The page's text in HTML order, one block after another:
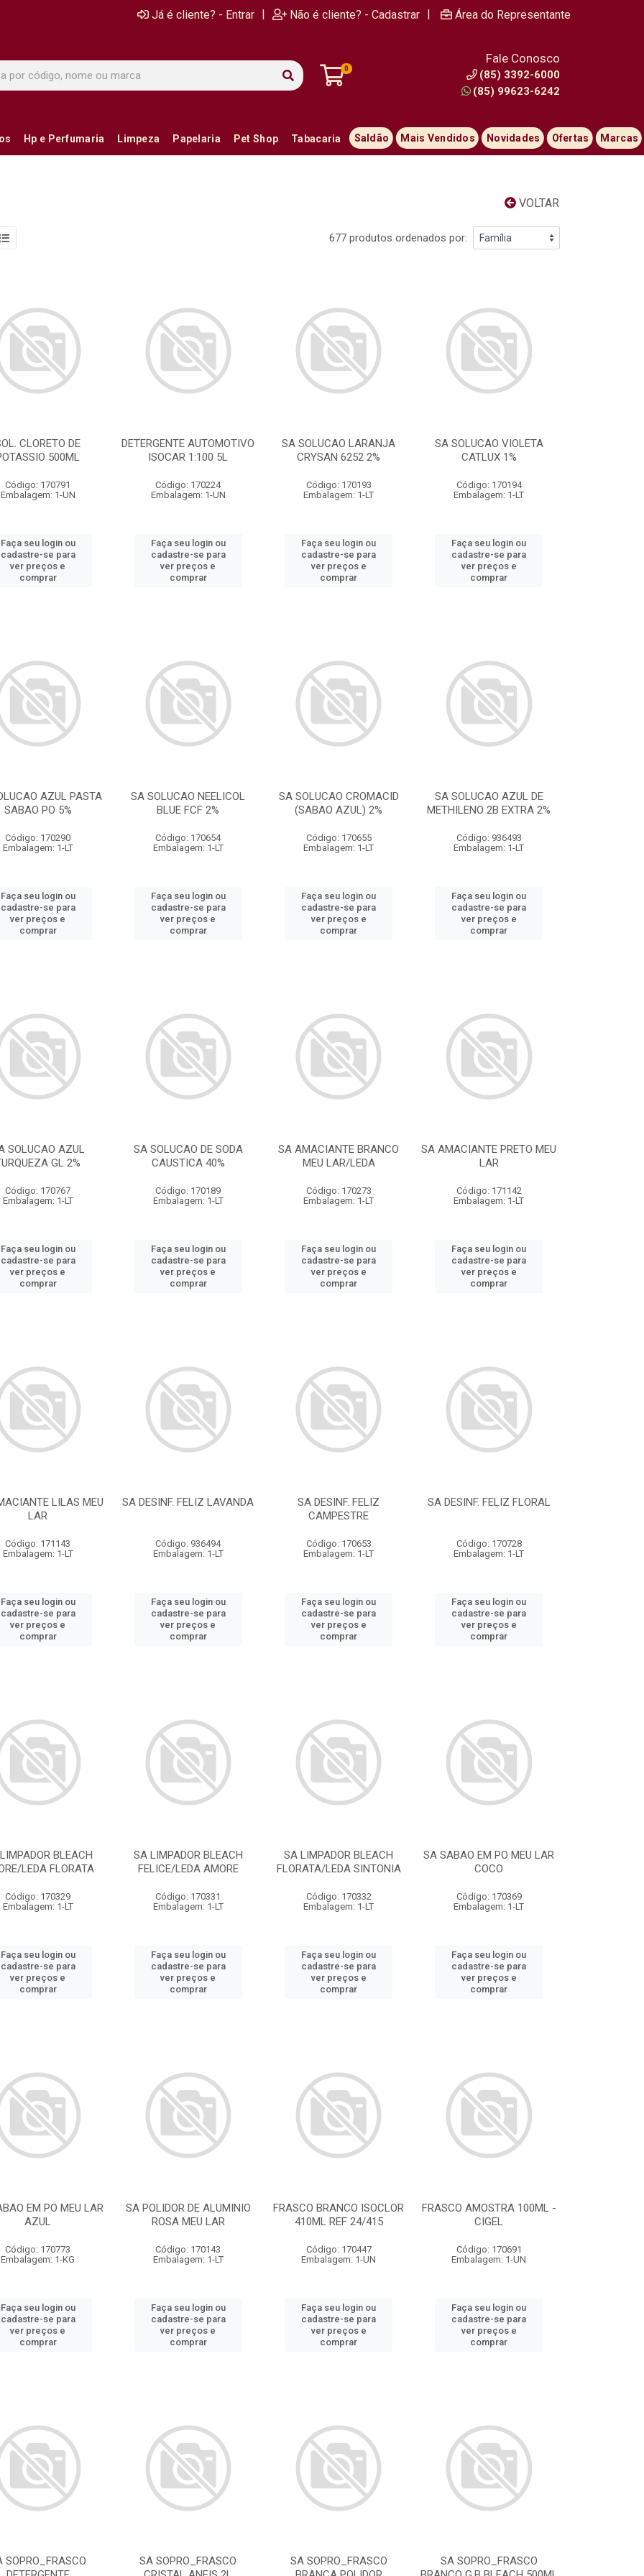
Já é cliente? - Entrar | Não é cliente? - Cadastrar | Área do Representante
0
Fale Conosco
(85) 3392-6000
(85) 99623-6242
Hp e Perfumaria Limpeza Papelaria Pet Shop Tabacaria Saldão Mais Vendidos Novidades Ofertas Marcas
VOLTAR
677 produtos ordenados por:
CLORETO DE
500ML
Código: 170791
Embalagem: 1-UN
Faça seu login ou
cadastre-se para
ver preços e
comprar
DETERGENTE AUTOMOTIVO
ISOCAR 1:100 5L
Código: 170224
Embalagem: 1-UN
Faça seu login ou
cadastre-se para
ver preços e
comprar
SA SOLUCAO LARANJA
CRYSAN 6252 2%
Código: 170193
Embalagem: 1-LT
Faça seu login ou
cadastre-se para
ver preços e
comprar
SA SOLUCAO VIOLETA
CATLUX 1%
Código: 170194
Embalagem: 1-LT
Faça seu login ou
cadastre-se para
ver preços e
comprar
AZUL PASTA
SABAO PO 5%
Código: 170290
Embalagem: 1-LT
Faça seu login ou
cadastre-se para
ver preços e
comprar
SA SOLUCAO NEELICOL
BLUE FCF 2%
Código: 170654
Embalagem: 1-LT
Faça seu login ou
cadastre-se para
ver preços e
comprar
SA SOLUCAO CROMACID
(SABAO AZUL) 2%
Código: 170655
Embalagem: 1-LT
Faça seu login ou
cadastre-se para
ver preços e
comprar
SA SOLUCAO AZUL DE
METHILENO 2B EXTRA 2%
Código: 936493
Embalagem: 1-LT
Faça seu login ou
cadastre-se para
ver preços e
comprar
SOLUCAO AZUL
GL 2%
Código: 170767
Embalagem: 1-LT
Faça seu login ou
cadastre-se para
ver preços e
comprar
SA SOLUCAO DE SODA
CAUSTICA 40%
Código: 170189
Embalagem: 1-LT
Faça seu login ou
cadastre-se para
ver preços e
comprar
SA AMACIANTE BRANCO
MEU LAR/LEDA
Código: 170273
Embalagem: 1-LT
Faça seu login ou
cadastre-se para
ver preços e
comprar
SA AMACIANTE PRETO MEU
LAR
Código: 171142
Embalagem: 1-LT
Faça seu login ou
cadastre-se para
ver preços e
comprar
LILAS MEU
LAR
Código: 171143
Embalagem: 1-LT
Faça seu login ou
cadastre-se para
ver preços e
comprar
SA DESINF. FELIZ LAVANDA
Código: 936494
Embalagem: 1-LT
Faça seu login ou
cadastre-se para
ver preços e
comprar
SA DESINF. FELIZ
CAMPESTRE
Código: 170653
Embalagem: 1-LT
Faça seu login ou
cadastre-se para
ver preços e
comprar
SA DESINF. FELIZ FLORAL
Código: 170728
Embalagem: 1-LT
Faça seu login ou
cadastre-se para
ver preços e
comprar
BLEACH
LEDA FLORATA
Código: 170329
Embalagem: 1-LT
Faça seu login ou
cadastre-se para
ver preços e
comprar
SA LIMPADOR BLEACH
FELICE/LEDA AMORE
Código: 170331
Embalagem: 1-LT
Faça seu login ou
cadastre-se para
ver preços e
comprar
SA LIMPADOR BLEACH
FLORATA/LEDA SINTONIA
Código: 170332
Embalagem: 1-LT
Faça seu login ou
cadastre-se para
ver preços e
comprar
SA SABAO EM PO MEU LAR
COCO
Código: 170369
Embalagem: 1-LT
Faça seu login ou
cadastre-se para
ver preços e
comprar
EM PO MEU LAR
AZUL
Código: 170773
Embalagem: 1-KG
Faça seu login ou
cadastre-se para
ver preços e
comprar
SA POLIDOR DE ALUMINIO
ROSA MEU LAR
Código: 170143
Embalagem: 1-LT
Faça seu login ou
cadastre-se para
ver preços e
comprar
FRASCO BRANCO ISOCLOR
410ML REF 24/415
Código: 170447
Embalagem: 1-UN
Faça seu login ou
cadastre-se para
ver preços e
comprar
FRASCO AMOSTRA 100ML -
CIGEL
Código: 170691
Embalagem: 1-UN
Faça seu login ou
cadastre-se para
ver preços e
comprar
SOPRO_FRASCO
SA SOPRO_FRASCO
SA SOPRO_FRASCO
SA SOPRO_FRASCO